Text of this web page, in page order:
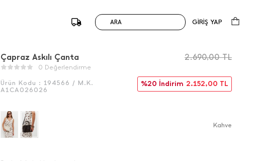
ARA GİRİŞ YAP
Çapraz Askılı Çanta
0 Değerlendirme
Ürün Kodu : 194566 / M.K.
A1CA026026
2.690,00TL
%20 İndirim 2.152,00 TL
Kahve